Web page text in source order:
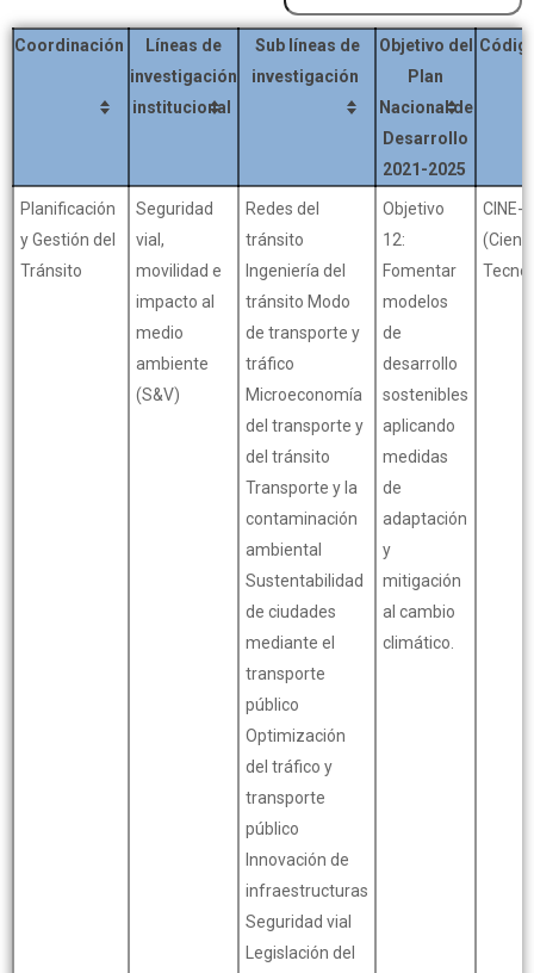
Coordinación
Líneas de
investigación
institucional
Sub líneas de
investigación
Objetivo del
Plan
Nacional de
Desarrollo
2021-2025
Planificación
y Gestión del
Tránsito
Seguridad
vial,
movilidad e
impacto al
medio
ambiente
(S&V)
Redes del
tránsito
Ingeniería del
tránsito Modo
de transporte y
tráfico
Microeconomía
del transporte y
del tránsito
Transporte y la
contaminación
ambiental
Sustentabilidad
de ciudades
mediante el
transporte
público
Optimización
del tráfico y
transporte
público
Innovación de
infraestructuras
Seguridad vial
Legislación del
Objetivo
12:
Fomentar
modelos
de
desarrollo
sostenibles
aplicando
medidas
de
adaptación
y
mitigación
al cambio
climático.
CINE-